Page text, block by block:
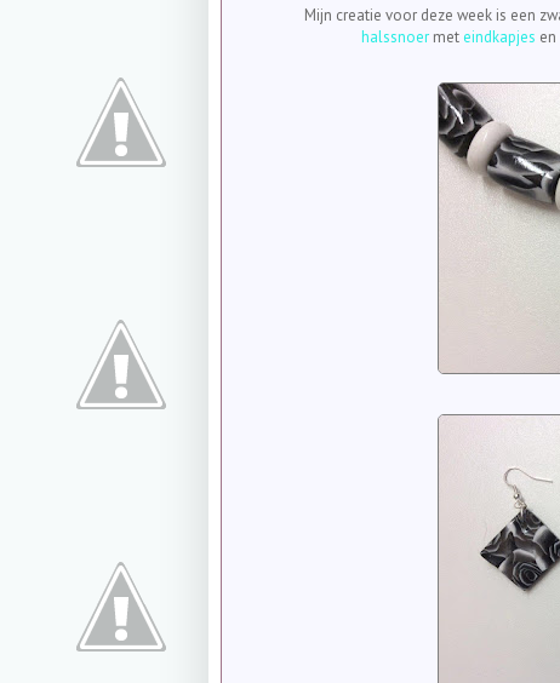
Mijn creatie voor deze week is een
halssnoer met eindkapjes en